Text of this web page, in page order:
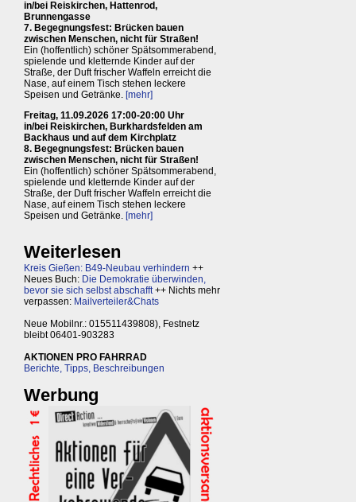
in/bei Reiskirchen, Hattenrod,
Brunnengasse
7. Begegnungsfest: Brücken bauen
zwischen Menschen, nicht für Straßen!
Ein (hoffentlich) schöner Spätsommerabend,
spielende und kletternde Kinder auf der
Straße, der Duft frischer Waffeln erreicht die
Nase, auf einem Tisch stehen leckere
Speisen und Getränke. [mehr]
Freitag, 11.09.2026 17:00-20:00 Uhr
in/bei Reiskirchen, Burkhardsfelden am
Backhaus und auf dem Kirchplatz
8. Begegnungsfest: Brücken bauen
zwischen Menschen, nicht für Straßen!
Ein (hoffentlich) schöner Spätsommerabend,
spielende und kletternde Kinder auf der
Straße, der Duft frischer Waffeln erreicht die
Nase, auf einem Tisch stehen leckere
Speisen und Getränke. [mehr]
Weiterlesen
Kreis Gießen: B49-Neubau verhindern ++
Neues Buch: Die Demokratie überwinden,
bevor sie sich selbst abschafft++ Nichts mehr
verpassen: Mailverteiler&Chats
Neue Mobilnr.: 015511439808), Festnetz
bleibt 06401-903283
AKTIONEN PRO FAHRRAD
Berichte, Tipps, Beschreibungen
Werbung